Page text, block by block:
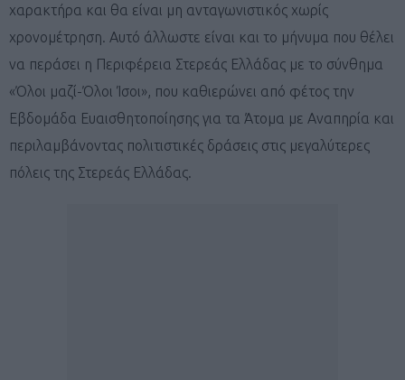
χαρακτήρα και θα είναι μη ανταγωνιστικός χωρίς
χρονομέτρηση. Αυτό άλλωστε είναι και το μήνυμα που θέλει
να περάσει η Περιφέρεια Στερεάς Ελλάδας με το σύνθημα
«Όλοι μαζί-Όλοι Ίσοι», που καθιερώνει από φέτος την
Εβδομάδα Ευαισθητοποίησης για τα Άτομα με Αναπηρία και
περιλαμβάνοντας πολιτιστικές δράσεις στις μεγαλύτερες
πόλεις της Στερεάς Ελλάδας.